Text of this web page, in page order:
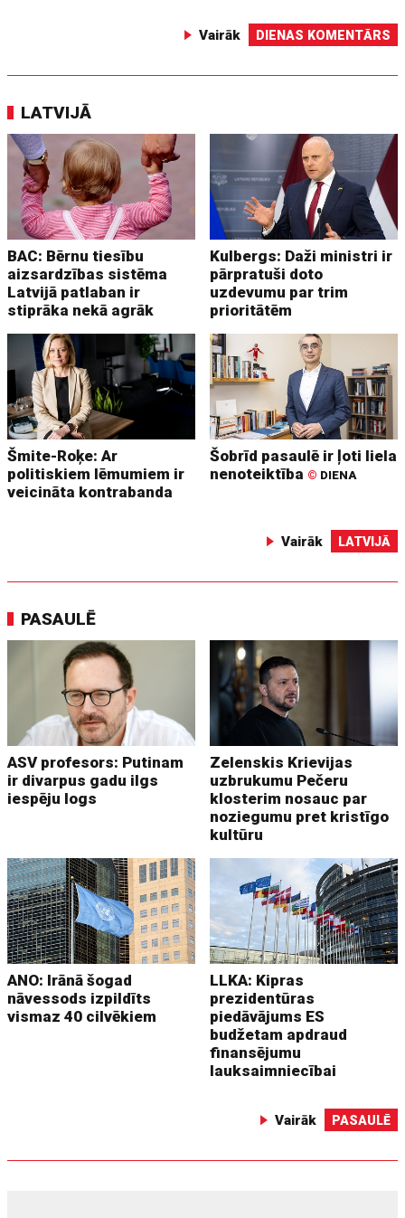
Vairāk DIENAS KOMENTĀRS
LATVIJĀ
BAC: Bērnu tiesību
aizsardzības sistēma
Latvijā patlaban ir
stiprāka nekā agrāk
Kulbergs: Daži ministri ir
pārpratuši doto
uzdevumu par trim
prioritātēm
Šmite-Roķe: Ar
politiskiem lēmumiem ir
veicināta kontrabanda
Šobrīd pasaulē ir ļoti liela
nenoteiktība © DIENA
Vairāk LATVIJĀ
PASAULĒ
ASV profesors: Putinam
ir divarpus gadu ilgs
iespēju logs
Zelenskis Krievijas
uzbrukumu Pečeru
klosterim nosauc par
noziegumu pret kristīgo
kultūru
ANO: Irānā šogad
nāvessods izpildīts
vismaz 40 cilvēkiem
LLKA: Kipras
prezidentūras
piedāvājums ES
budžetam apdraud
finansējumu
lauksaimniecībai
Vairāk PASAULĒ